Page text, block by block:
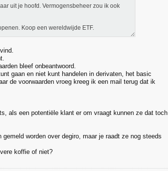
uit je hoofd. Vermogensbeheer zou ik ook
Koop een wereldwijde ETF.
bleef onbeantwoord.
gaan en niet kunt handelen in derivaten, het basic
de voorwaarden vroeg kreeg ik een mail terug dat ik
als een potentiële klant er om vraagt kunnen ze dat toch
worden over degiro, maar je raadt ze nog steeds
koffie of niet?